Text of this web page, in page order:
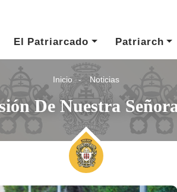
El Patriarcado
Patriarch
Inicio Noticias
De Nuestra